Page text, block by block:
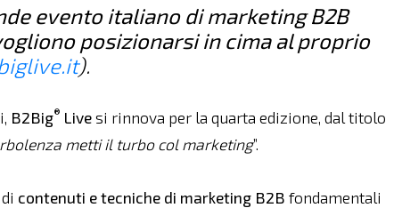
evento italiano di marketing B2B
posizionarsi in cima al proprio
).
B2Big® Livesi rinnova per la quarta edizione, dal titolo
metti il turbo col marketing”.
contenuti e tecniche di marketing B2Bfondamentali